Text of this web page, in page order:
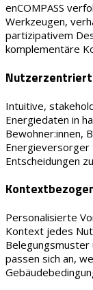
enCOMPASS
Werkzeugen,
partizipativem
komplementäre
Intuitive,
Energiedaten in
Bewohner:innen,
Entscheidungen
Personalisierte
Kontext jedes
Belegungsmuster
passen sich an,